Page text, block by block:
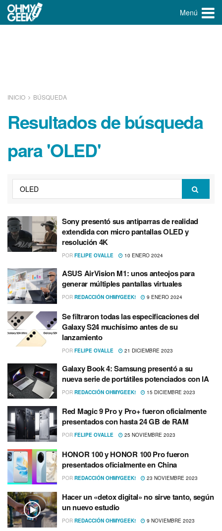
Menú
INICIO BÚSQUEDA
Resultados de búsqueda
para 'OLED'
Sony presentó sus antiparras de realidad
extendida con micro pantallas OLED y
resolución 4K
POR FELIPE OVALLE 10 ENERO 2024
ASUS AirVision M1: unos anteojos para
generar múltiples pantallas virtuales
POR REDACCIÓN OHMYGEEK! 9 ENERO 2024
Se filtraron todas las especificaciones del
Galaxy S24 muchísimo antes de su
lanzamiento
POR FELIPE OVALLE 21 DICIEMBRE 2023
Galaxy Book 4: Samsung presentó a su
nueva serie de portátiles potenciados con IA
POR REDACCIÓN OHMYGEEK! 15 DICIEMBRE 2023
Red Magic 9 Pro y Pro+ fueron oficialmente
presentados con hasta 24 GB de RAM
POR FELIPE OVALLE 25 NOVIEMBRE 2023
HONOR 100 y HONOR 100 Pro fueron
presentados oficialmente en China
POR REDACCIÓN OHMYGEEK! 23 NOVIEMBRE 2023
Hacer un «detox digital» no sirve tanto, según
un nuevo estudio
POR REDACCIÓN OHMYGEEK! 9 NOVIEMBRE 2023